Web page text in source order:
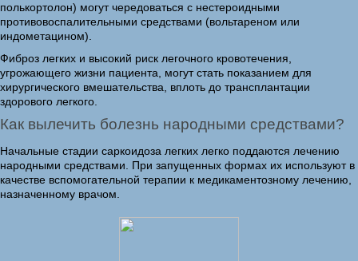
полькортолон) могут чередоваться с нестероидными
противовоспалительными средствами (вольтареном или
индометацином).
Фиброз легких и высокий риск легочного кровотечения,
угрожающего жизни пациента, могут стать показанием для
хирургического вмешательства, вплоть до трансплантации
здорового легкого.
Как вылечить болезнь народными средствами?
Начальные стадии саркоидоза легких легко поддаются лечению
народными средствами. При запущенных формах их используют в
качестве вспомогательной терапии к медикаментозному лечению,
назначенному врачом.